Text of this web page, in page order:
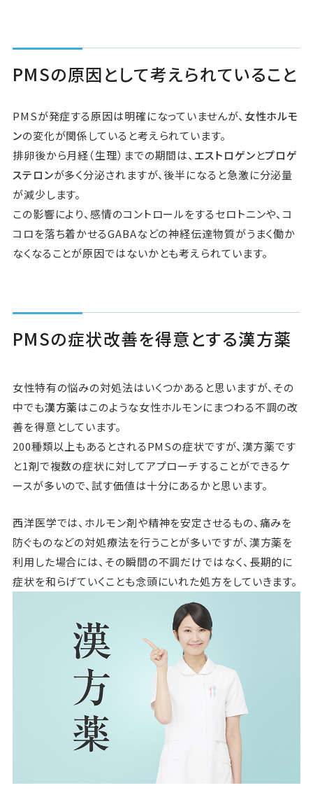
PMSの原因として考えられていること
PMSが発症する原因は明確になっていませんが、 女性ホルモ
ンの変化が関係していると考えられています。
排卵後から月経（生理）までの期間は、 エストロゲンとプロゲ
ステロンが多く分泌されますが、後半になると急激に分泌量
が減少します。
この影響により、感情のコントロールをするセロトニンや、コ
コロを落ち着かせるGABAなどの神経伝達物質がうまく働か
なくなることが原因ではないかとも考えられています。
PMSの症状改善を得意とする漢方薬
女性特有の悩みの対処法はいくつかあると思いますが、その
中でも漢方薬はこのような女性ホルモンにまつわる不調の改
善を得意としています。
200種類以上もあるとされるPMSの症状ですが、漢方薬です
と1剤で複数の症状に対してアプローチすることができるケ
ースが多いので、試す価値は十分にあるかと思います。
西洋医学では、ホルモン剤や精神を安定させるもの、痛みを
防ぐものなどの対処療法を行うことが多いですが、漢方薬を
利用した場合には、その瞬間の不調だけではなく、長期的に
症状を和らげていくことも念頭にいれた処方をしていきます。